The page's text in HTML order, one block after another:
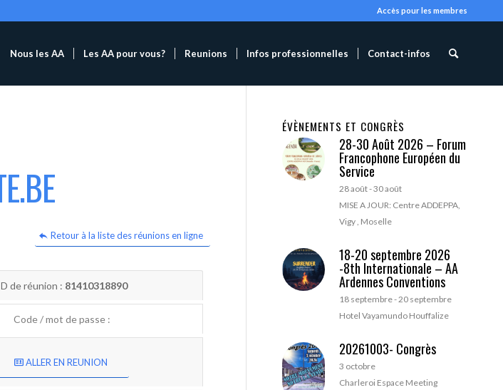
Accès pour les membres
Nous les AA Les AA pour vous? Reunions Infos professionnelles Contact-infos
Retour à la liste des réunions en ligne
de réunion : 81410318890
Code / mot de passe :
ALLER EN REUNION
ÉVÈNEMENTS ET CONGRÈS
28-30 Août 2026 – Forum
Francophone Européen du
Service
28 août-30 août
MISE A JOUR: Centre ADDEPPA,
Vigy , Moselle
18-20 septembre 2026
-8th Internationale – AA
Ardennes Conventions
18 septembre-20 septembre
Hotel Vayamundo Houffalize
20261003- Congrès
3 octobre
Charleroi Espace Meeting